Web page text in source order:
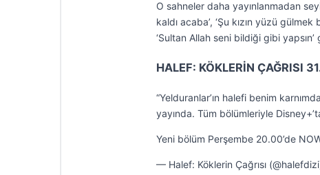
O sahneler daha yayınlanmadan
kaldı acaba’, ‘Şu kızın yüzü
‘Sultan Allah seni bildiği gibi yapsın’
HALEF: KÖKLERİN ÇAĞRISI
“Yelduranlar’ın halefi benim
yayında. Tüm bölümleriyle
Yeni bölüm Perşembe 20.00’de
— Halef: Köklerin Çağrısı